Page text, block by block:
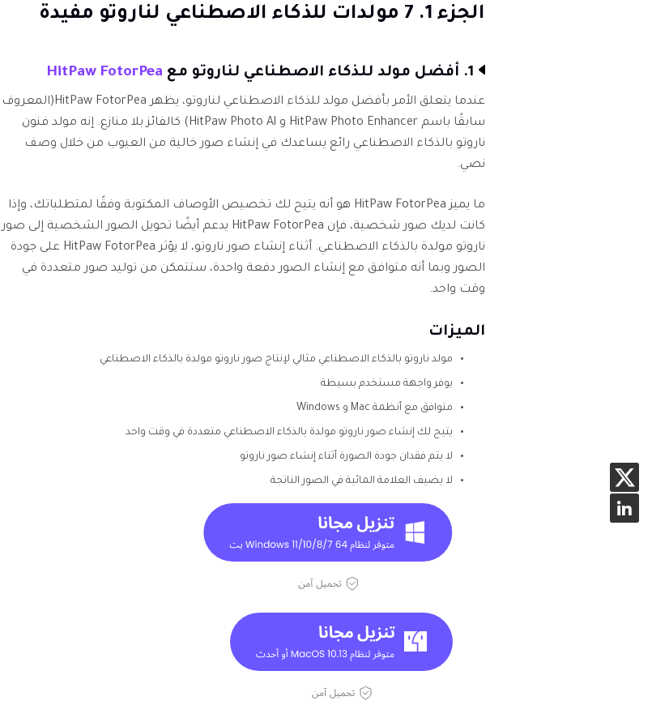
الجزء 1. 7 مولدات للذكاء الاصطناعي لناروتو مفيدة
1. أفضل مولد للذكاء الاصطناعي لناروتو مع HitPaw FotorPea
عندما يتعلق الأمر بأفضل مولد للذكاء الاصطناعي لناروتو، يظهر HitPaw FotorPea(المعروف
سابقًا باسم HitPaw Photo Enhancer و HitPaw Photo Al) كالفائز بلا منازع. إنه مولد فنون
ناروتو بالذكاء الاصطناعي رائع يساعدك في إنشاء صور خالية من العيوب من خلال وصف
نصي.
ما يميز HitPaw FotorPea هو أنه يتيح لك تخصيص الأوصاف المكتوبة وفقًا لمتطلباتك، وإذا
كانت لديك صور شخصية، فإن HitPaw FotorPea يدعم أيضًا تحويل الصور الشخصية إلى صور
ناروتو مولدة بالذكاء الاصطناعي. أثناء إنشاء صور ناروتو، لا يؤثر HitPaw FotorPea على جودة
الصور وبما أنه متوافق مع إنشاء الصور دفعة واحدة، ستتمكن من توليد صور متعددة في
وقت واحد.
الميزات
مولد ناروتو بالذكاء الاصطناعي مثالي لإنتاج صور ناروتو مولدة بالذكاء الاصطناعي
يوفر واجهة مستخدم بسيطة
متوافق مع أنظمة Mac و Windows
يتيح لك إنشاء صور ناروتو مولدة بالذكاء الاصطناعي متعددة في وقت واحد
لا يتم فقدان جودة الصورة أثناء إنشاء صور ناروتو
لا يضيف العلامة المائية في الصور الناتجة